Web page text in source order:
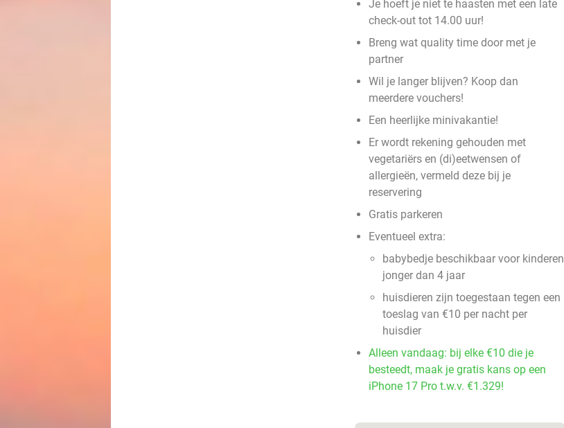
Je hoeft je niet te haasten met een late
check-out tot 14.00 uur!
Breng wat quality time door met je
partner
Wil je langer blijven? Koop dan
meerdere vouchers!
Een heerlijke minivakantie!
Er wordt rekening gehouden met
vegetariërs en (di)eetwensen of
allergieën, vermeld deze bij je
reservering
Gratis parkeren
Eventueel extra:
babybedje beschikbaar voor kinderen
jonger dan 4 jaar
huisdieren zijn toegestaan tegen een
toeslag van €10 per nacht per
huisdier
Alleen vandaag: bij elke €10 die je
besteedt, maak je gratis kans op een
iPhone 17 Pro t.w.v. €1.329!